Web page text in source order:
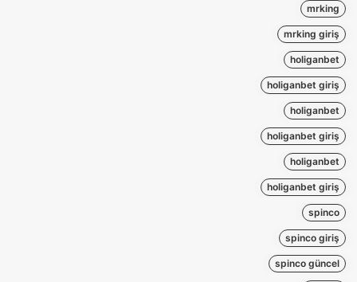
mrking
mrking giriş
holiganbet
holiganbet giriş
holiganbet
holiganbet giriş
holiganbet
holiganbet giriş
spinco
spinco giriş
spinco güncel